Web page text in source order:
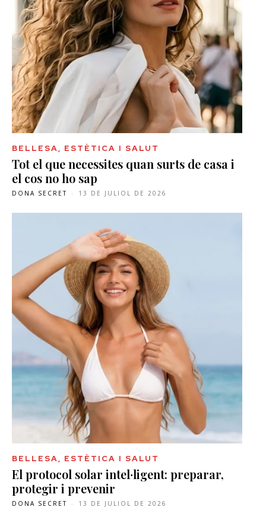
BELLESA, ESTÈTICA I SALUT
Tot el que necessites quan surts de casa i
el cos no ho sap
DONA SECRET - 13 DE JULIOL DE 2026
BELLESA, ESTÈTICA I SALUT
El protocol solar intel·ligent: preparar,
protegir i prevenir
DONA SECRET - 13 DE JULIOL DE 2026